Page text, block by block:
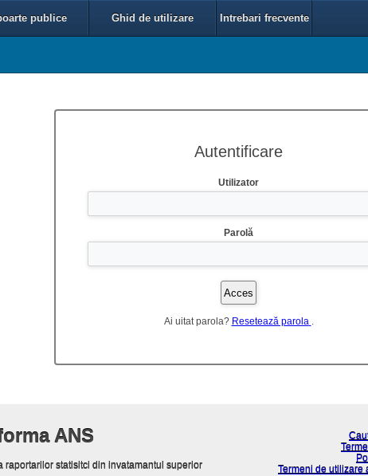
publice Ghid de utilizare Intrebari frecvente
Autentificare
Utilizator
Parolă
Ai uitat parola? Resetează parola .
ANS
raportarilor statisitci din invatamantul superior
Termeni de utilizare